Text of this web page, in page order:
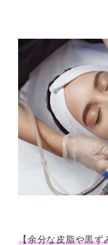
【余分な皮脂や黒ず